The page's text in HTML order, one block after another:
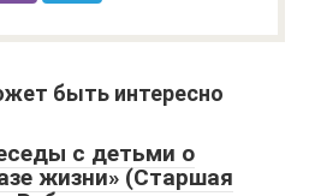
быть интересно
с детьми о
жизни» (Старшая